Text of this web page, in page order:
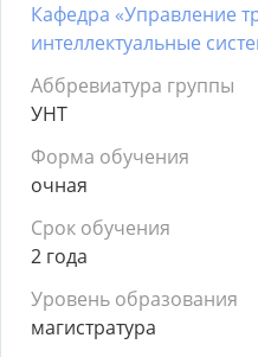
Кафедра «Управление
интеллектуальные
Аббревиатура группы
УНТ
Форма обучения
очная
Срок обучения
2 года
Уровень образования
магистратура